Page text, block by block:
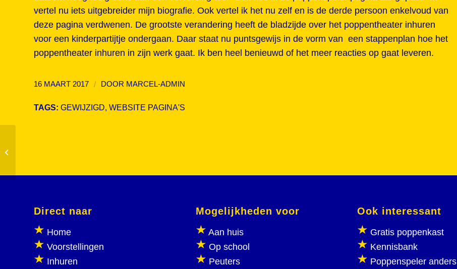
vertel nu iets uitgebreider mijn biografie. Ook vertel ik het nu zelf en is de derde persoon enkelvoud van
deze pagina verdwenen. De grootste verandering heeft de bladzijde over het poppentheater inhuren
voor een kinderpartijtje ondergaan. Daar staat nu puntsgewijs in de vorm van een stappenplan hoe het
poppentheater inhuren in zijn werk gaat. Ik ben heel benieuwd of het meer reacties op gaat leveren.
16 MAART 2017 / DOOR MARCEL-ADMIN
TAGS: GEWIJZIGD WEBSITE PAGINA'S
Direct naar
Home
Voorstellingen
Inhuren
Mogelijkheden voor
Aan huis
Op school
Peuters
Ook interessant
Gratis poppenkast
Kennisbank
Poppenspeler anders